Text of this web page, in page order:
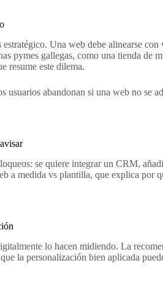
Una web debe alinearse con
pymes gallegas, como una tienda de
resume este dilema.
abandonan si una web no se
se quiere integrar un CRM,
a medida vs plantilla, que explica por
lo hacen midiendo. La
la personalización bien aplicada